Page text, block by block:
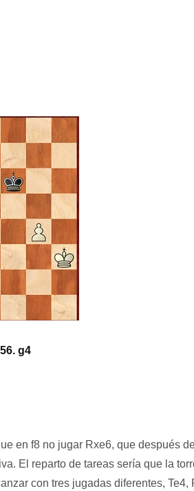
g4
en f8 no jugar Rxe6, que después
El reparto de tareas sería que la
con tres jugadas diferentes, Te4,